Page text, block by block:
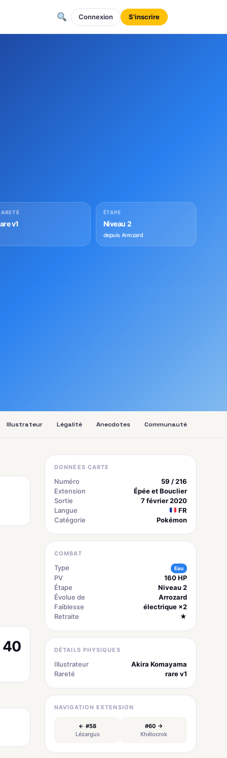
Connexion S'inscrire
v1
ÉTAPE
Niveau 2
depuis Arrozard
Illustrateur Légalité Anecdotes Communauté
40
DONNÉES CARTE
Numéro
59 / 216
Extension
Épée et Bouclier
Sortie
7 février 2020
Langue
FR
Catégorie
Pokémon
COMBAT
Type Eau
PV
160 HP
Étape
Niveau 2
Évolue de
Arrozard
Faiblesse
électrique ×2
Retraite
★
DÉTAILS PHYSIQUES
Illustrateur
Akira Komayama
Rareté
rare v1
NAVIGATION EXTENSION
← #58
Lézargus
#60 →
Khélocrok